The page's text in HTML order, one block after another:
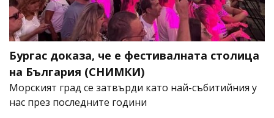
Бургас доказа, че е фестивалната столица
на България (СНИМКИ)
Морският град се затвърди като най-събитийния у
нас през последните години